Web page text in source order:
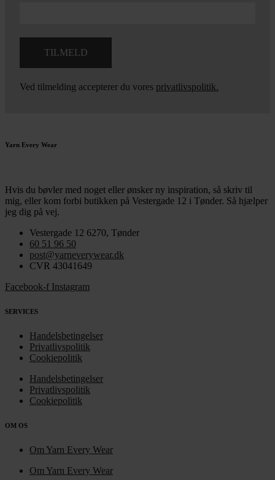
Ved tilmelding accepterer du vores privatlivspolitik.
Yarn Every Wear
Hvis du bøvler med noget eller ønsker ny inspiration, så skriv til
mig, eller kom forbi butikken på Vestergade 12 i Tønder. Så hjælper
jeg dig på vej.
Vestergade 12 6270, Tønder
60 51 96 50
post@yarneverywear.dk
CVR 43041649
Facebook-f Instagram
SERVICES
Handelsbetingelser
Privatlivspolitik
Cookiepolitik
Handelsbetingelser
Privatlivspolitik
Cookiepolitik
OM OS
Om Yarn Every Wear
Om Yarn Every Wear